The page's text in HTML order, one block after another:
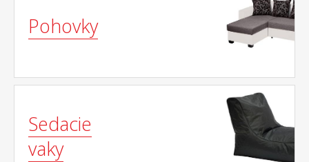
Pohovky
Sedacie
vaky